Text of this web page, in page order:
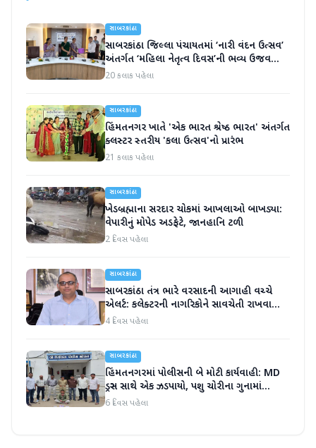
સાબરકાંઠા
સાબરકાંઠા જિલ્લા પંચાયતમાં ‘નારી વંદન ઉત્સવ’
અંતર્ગત ‘મહિલા નેતૃત્વ દિવસ’ની ભવ્ય ઉજવણી
કરાઈ
20 કલાક પહેલા
સાબરકાંઠા
હિંમતનગર ખાતે 'એક ભારત શ્રેષ્ઠ ભારત' અંતર્ગત
ક્લસ્ટર સ્તરીય 'કલા ઉત્સવ'નો પ્રારંભ
21 કલાક પહેલા
સાબરકાંઠા
ખેડબ્રહ્માના સરદાર ચોકમાં આખલાઓ બાખડ્યા:
વેપારીનું મોપેડ અડફેટે, જાનહાનિ ટળી
2 દિવસ પહેલા
સાબરકાંઠા
સાબરકાંઠા તંત્ર ભારે વરસાદની આગાહી વચ્ચે
એલર્ટ: કલેક્ટરની નાગરિકોને સાવચેતી રાખવા
અપીલ
4 દિવસ પહેલા
સાબરકાંઠા
હિંમતનગરમાં પોલીસની બે મોટી કાર્યવાહી: MD
ડ્રગ્સ સાથે એક ઝડપાયો, પશુ ચોરીના ગુનામાં
આરોપીની ધરપકડ
6 દિવસ પહેલા